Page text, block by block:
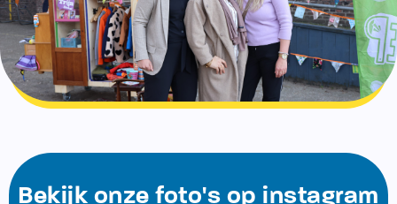
Bekijk onze foto's op instagram